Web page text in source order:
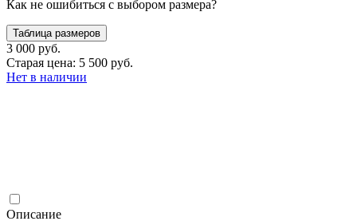
Как не ошибиться с выбором размера?
Таблица размеров
3 000 руб.
Старая цена: 5 500 руб.
Нет в наличии
Описание